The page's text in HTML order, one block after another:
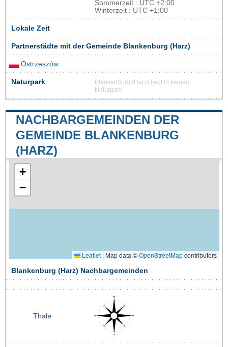
Sommerzeit : UTC +2:00
Winterzeit : UTC +1:00
Lokale Zeit
Partnerstädte mit der Gemeinde Blankenburg (Harz)
Ostrzeszów
Naturpark
Blankenburg (Harz) liegt in keinem
Naturpark
NACHBARGEMEINDEN DER
GEMEINDE BLANKENBURG
(HARZ)
+
−
Leaflet | Map data ©OpenStreetMapcontributors
Blankenburg (Harz) Nachbargemeinden
Thale